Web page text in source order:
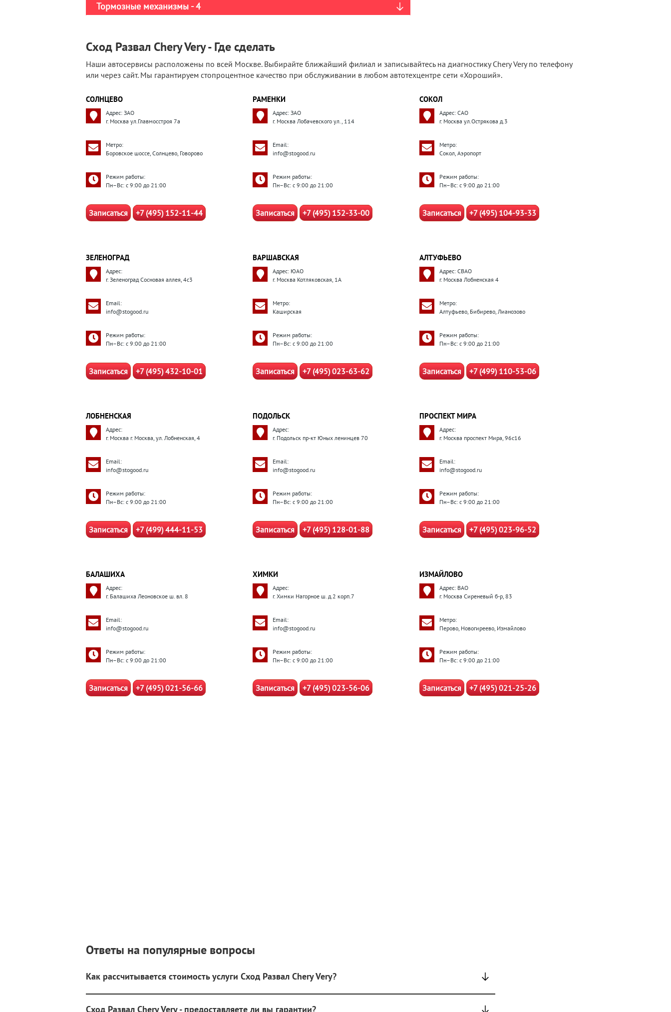
Тормозные механизмы - 4
Сход Развал Chery Very - Где сделать
Наши автосервисы расположены по всей Москве. Выбирайте ближайший филиал и записывайтесь на диагностику Chery Very по телефону
или через сайт. Мы гарантируем стопроцентное качество при обслуживании в любом автотехцентре сети «Хороший».
СОЛНЦЕВО
Адрес: ЗАО
г. Москва ул.Главмосстроя 7а
Метро:
Боровское шоссе, Солнцево, Говорово
Режим работы:
Пн–Вс: с 9:00 до 21:00
Записаться +7 (495) 152-11-44
РАМЕНКИ
Адрес: ЗАО
г. Москва Лобачевского ул., 114
Email:
info@stogood.ru
Режим работы:
Пн–Вс: с 9:00 до 21:00
Записаться +7 (495) 152-33-00
СОКОЛ
Адрес: САО
г. Москва ул.Острякова д.3
Метро:
Сокол, Аэропорт
Режим работы:
Пн–Вс: с 9:00 до 21:00
Записаться +7 (495) 104-93-33
ЗЕЛЕНОГРАД
Адрес:
г. Зеленоград Сосновая аллея, 4с3
Email:
info@stogood.ru
Режим работы:
Пн–Вс: с 9:00 до 21:00
Записаться +7 (495) 432-10-01
ВАРШАВСКАЯ
Адрес: ЮАО
г. Москва Котляковская, 1А
Метро:
Каширская
Режим работы:
Пн–Вс: с 9:00 до 21:00
Записаться +7 (495) 023-63-62
АЛТУФЬЕВО
Адрес: СВАО
г. Москва Лобненская 4
Метро:
Алтуфьево, Бибирево, Лианозово
Режим работы:
Пн–Вс: с 9:00 до 21:00
Записаться +7 (499) 110-53-06
ЛОБНЕНСКАЯ
Адрес:
г. Москва г. Москва, ул. Лобненская, 4
Email:
info@stogood.ru
Режим работы:
Пн–Вс: с 9:00 до 21:00
Записаться +7 (499) 444-11-53
ПОДОЛЬСК
Адрес:
г. Подольск пр-кт Юных ленинцев 70
Email:
info@stogood.ru
Режим работы:
Пн–Вс: с 9:00 до 21:00
Записаться +7 (495) 128-01-88
ПРОСПЕКТ МИРА
Адрес:
г. Москва проспект Мира, 96с16
Email:
info@stogood.ru
Режим работы:
Пн–Вс: с 9:00 до 21:00
Записаться +7 (495) 023-96-52
БАЛАШИХА
Адрес:
г. Балашиха Леоновское ш. вл. 8
Email:
info@stogood.ru
Режим работы:
Пн–Вс: с 9:00 до 21:00
Записаться +7 (495) 021-56-66
ХИМКИ
Адрес:
г. Химки Нагорное ш. д.2 корп.7
Email:
info@stogood.ru
Режим работы:
Пн–Вс: с 9:00 до 21:00
Записаться +7 (495) 023-56-06
ИЗМАЙЛОВО
Адрес: ВАО
г. Москва Сиреневый б-р, 83
Метро:
Перово, Новогиреево, Измайлово
Режим работы:
Пн–Вс: с 9:00 до 21:00
Записаться +7 (495) 021-25-26
Ответы на популярные вопросы
Как рассчитывается стоимость услуги Сход Развал Chery Very?
Сход Развал Chery Very - предоставляете ли вы гарантии?